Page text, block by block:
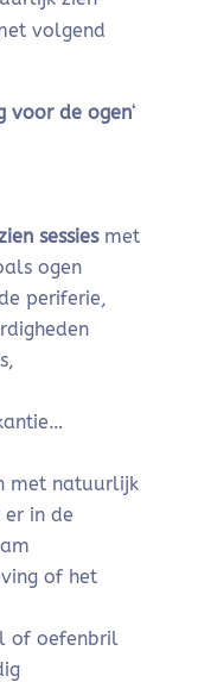
volgend
voor de ogen‘
sessiesmet
ogen
periferie,
met natuurlijk
in de
of het
of oefenbril